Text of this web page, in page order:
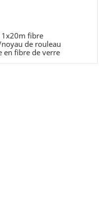
1x20m fibre
de rouleau
en fibre de verre